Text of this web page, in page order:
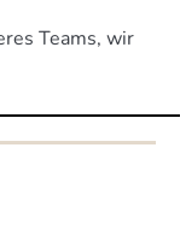
Teams, wir